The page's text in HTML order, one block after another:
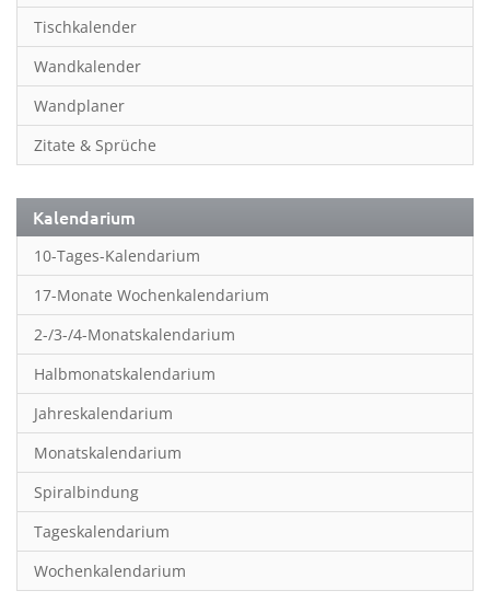
Lifestyle
Literatur
Manga & Animé
Neutrale Kalender
Partner- & Wandplaner
Planung & Organisation
Ratgeber
Rätsel
Reise
Sport
Sprachkalender
Sternzeichen & Mond
Tiere
Verkehr & Technik
Was ist was
Tischkalender
Wandkalender
Wandplaner
Zitate & Sprüche
Kalendarium
10-Tages-Kalendarium
17-Monate Wochenkalendarium
2-/3-/4-Monatskalendarium
Halbmonatskalendarium
Jahreskalendarium
Monatskalendarium
Spiralbindung
Tageskalendarium
Wochenkalendarium